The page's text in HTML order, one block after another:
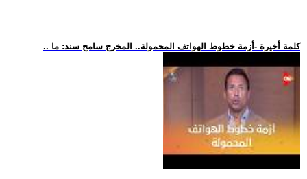
.. كلمة أخيرة -أزمة خطوط الهواتف المحمولة.. المخرج سامح سند: ما